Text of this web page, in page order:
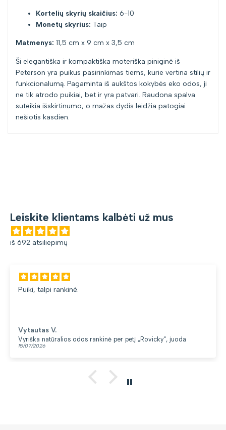
Kortelių skyrių skaičius: 6-10
Monetų skyrius: Taip
Matmenys: 11,5 cm x 9 cm x 3,5 cm
Ši elegantiška ir kompaktiška moteriška piniginė iš
Peterson yra puikus pasirinkimas tiems, kurie vertina stilių ir
funkcionalumą. Pagaminta iš aukštos kokybės eko odos, ji
ne tik atrodo puikiai, bet ir yra patvari. Raudona spalva
suteikia išskirtinumo, o mažas dydis leidžia patogiai
nešiotis kasdien.
Leiskite klientams kalbėti už mus
iš 692 atsiliepimų
talpi rankinė.
V.
natūralios odos rankinė per petį „Rovicky“, juoda
07/2026